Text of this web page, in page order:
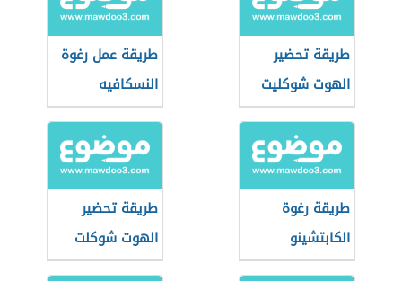
طريقة تحضير
الهوت شوكليت
طريقة عمل رغوة
النسكافيه
طريقة رغوة
الكابتشينو
طريقة تحضير
الهوت شوكلت